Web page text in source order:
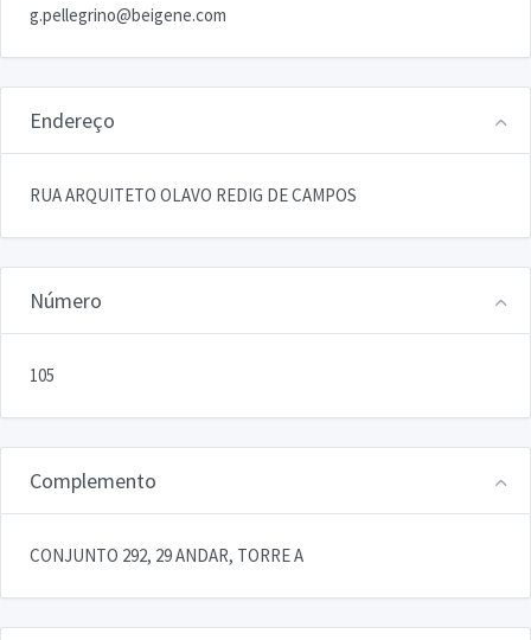
g.pellegrino@beigene.com
Endereço
RUA ARQUITETO OLAVO REDIG DE CAMPOS
Número
105
Complemento
CONJUNTO 292, 29 ANDAR, TORRE A